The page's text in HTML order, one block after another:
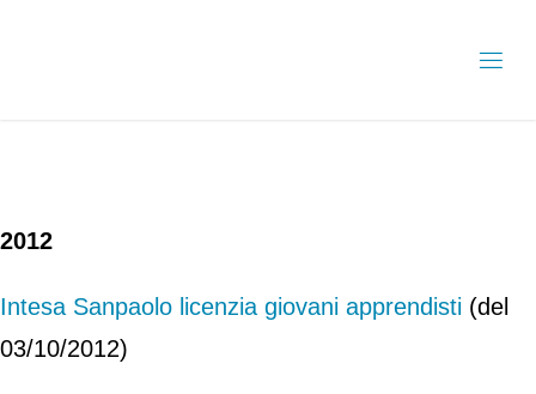
2012
Intesa Sanpaolo licenzia giovani apprendisti (del
03/10/2012)